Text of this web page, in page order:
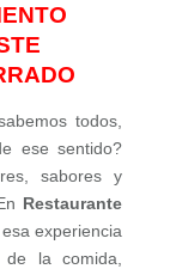
todos,
ese sentido?
sabores y
Restaurante
experiencia
la comida,